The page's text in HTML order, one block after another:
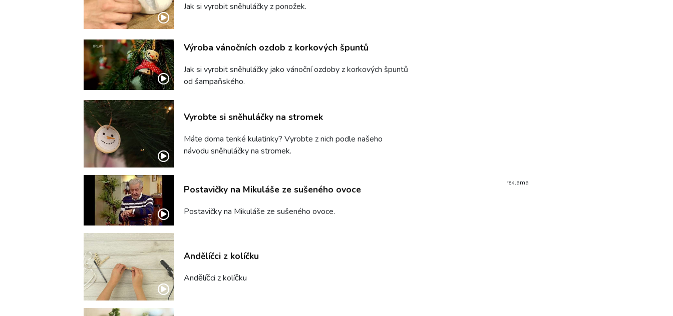
Jak si vyrobit sněhuláčky z ponožek.
Výroba vánočních ozdob z korkových špuntů
Jak si vyrobit sněhuláčky jako vánoční ozdoby z korkových špuntů
od šampaňského.
Vyrobte si sněhuláčky na stromek
Máte doma tenké kulatinky? Vyrobte z nich podle našeho
návodu sněhuláčky na stromek.
Postavičky na Mikuláše ze sušeného ovoce
Postavičky na Mikuláše ze sušeného ovoce.
Andělíčci z kolíčku
Andělíčci z kolíčku
reklama